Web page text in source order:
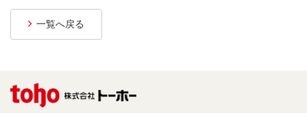
サイトマップ
一覧へ戻る